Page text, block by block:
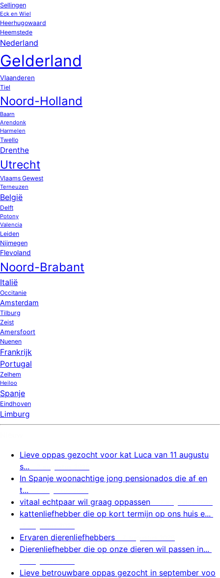
Sellingen
Eck en Wiel
Heerhugowaard
Heemstede
Nederland
Gelderland
Vlaanderen
Tiel
Noord-Holland
Baarn
Arendonk
Harmelen
Twello
Drenthe
Utrecht
Vlaams Gewest
Terneuzen
België
Delft
Potony
Valencia
Leiden
Nijmegen
Flevoland
Noord-Brabant
Italië
Occitanie
Amsterdam
Tilburg
Zeist
Amersfoort
Nuenen
Frankrijk
Portugal
Zelhem
Heiloo
Spanje
Eindhoven
Limburg
Lieve oppas gezocht voor kat Luca van 11 augustu
s...
In Spanje woonachtige jong pensionados die af en
t...
vitaal echtpaar wil graag oppassen
kattenliefhebber die op kort termijn op ons huis e...
Ervaren dierenliefhebbers
Dierenliefhebber die op onze dieren wil passen in...
Lieve betrouwbare oppas gezocht in september voo